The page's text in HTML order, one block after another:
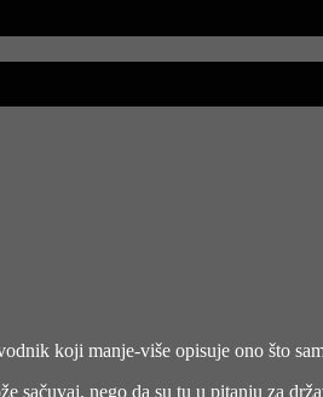
koji manje-više opisuje ono što
sačuvaj, nego da su tu u pitanju za